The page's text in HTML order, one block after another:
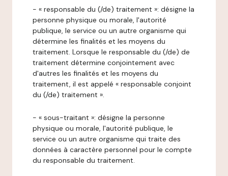
- « responsable du (/de) traitement »: désigne la
personne physique ou morale, l'autorité
publique, le service ou un autre organisme qui
détermine les finalités et les moyens du
traitement. Lorsque le responsable du (/de) de
traitement détermine conjointement avec
d'autres les finalités et les moyens du
traitement, il est appelé « responsable conjoint
du (/de) traitement ».
- « sous-traitant »: désigne la personne
physique ou morale, l'autorité publique, le
service ou un autre organisme qui traite des
données à caractère personnel pour le compte
du responsable du traitement.